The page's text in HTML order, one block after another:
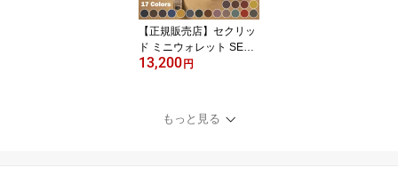
ce 3Dパズル kigumi
【正規販売店】セクリッ
ド ミニウォレット SECR
ID M/MINI VINTAGE | シ
ド入れ スキミング防止
メンズ レディース スラ
13,200 円
もっと見る